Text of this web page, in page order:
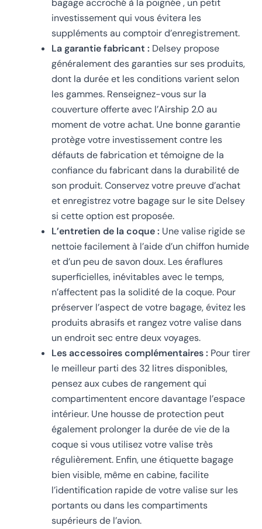
bagage accroché à la poignée , un petit
investissement qui vous évitera les
suppléments au comptoir d’enregistrement.
La garantie fabricant : Delsey propose
généralement des garanties sur ses produits,
dont la durée et les conditions varient selon
les gammes. Renseignez-vous sur la
couverture offerte avec l’Airship 2.0 au
moment de votre achat. Une bonne garantie
protège votre investissement contre les
défauts de fabrication et témoigne de la
confiance du fabricant dans la durabilité de
son produit. Conservez votre preuve d’achat
et enregistrez votre bagage sur le site Delsey
si cette option est proposée.
L’entretien de la coque : Une valise rigide se
nettoie facilement à l’aide d’un chiffon humide
et d’un peu de savon doux. Les éraflures
superficielles, inévitables avec le temps,
n’affectent pas la solidité de la coque. Pour
préserver l’aspect de votre bagage, évitez les
produits abrasifs et rangez votre valise dans
un endroit sec entre deux voyages.
Les accessoires complémentaires : Pour tirer
le meilleur parti des 32 litres disponibles,
pensez aux cubes de rangement qui
compartimentent encore davantage l’espace
intérieur. Une housse de protection peut
également prolonger la durée de vie de la
coque si vous utilisez votre valise très
régulièrement. Enfin, une étiquette bagage
bien visible, même en cabine, facilite
l’identification rapide de votre valise sur les
portants ou dans les compartiments
supérieurs de l’avion.